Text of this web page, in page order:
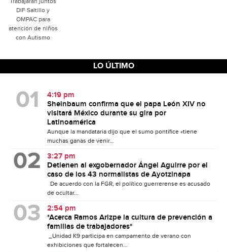
DIF Saltillo y
OMPAC para
atención de niños
con Autismo
LO ÚLTIMO
4:19 pm
Sheinbaum confirma que el papa León XIV no
visitará México durante su gira por
Latinoamérica
Aunque la mandataria dijo que el sumo pontífice «tiene
muchas ganas de venir...
3:27 pm
Detienen al exgobernador Ángel Aguirre por el
caso de los 43 normalistas de Ayotzinapa
De acuerdo con la FGR, el político guerrerense es acusado
de ocultar...
2:54 pm
*Acerca Ramos Arizpe la cultura de prevención a
familias de trabajadores*
_Unidad K9 participa en campamento de verano con
exhibiciones que fortalecen...